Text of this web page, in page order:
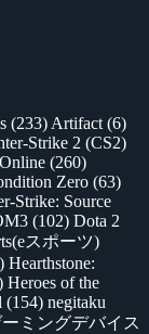
(233) Artifact (6)
Strike 2 (CS2)
(260)
Zero (63)
Strike: Source
(102) Dota 2
スポーツ)
Hearthstone:
Heroes of the
(154) negitaku
ミングデバイス